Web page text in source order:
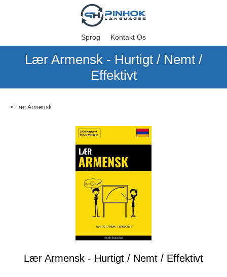
Sprog Kontakt Os
Lær Armensk - Hurtigt / Nemt /
Effektivt
< Lær Armensk
Lær Armensk - Hurtigt / Nemt / Effektivt